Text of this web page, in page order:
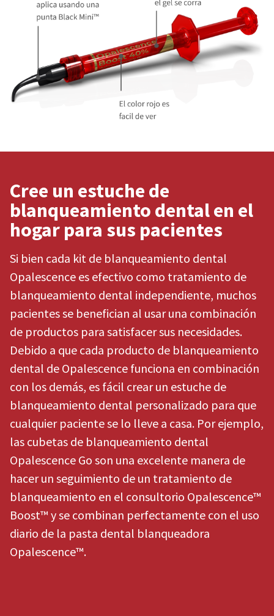
Cree un estuche de
blanqueamiento dental en el
hogar para sus pacientes
Si bien cada kit de blanqueamiento dental
Opalescence es efectivo como tratamiento de
blanqueamiento dental independiente, muchos
pacientes se benefician al usar una combinación
de productos para satisfacer sus necesidades.
Debido a que cada producto de blanqueamiento
dental de Opalescence funciona en combinación
con los demás, es fácil crear un estuche de
blanqueamiento dental personalizado para que
cualquier paciente se lo lleve a casa. Por ejemplo,
las cubetas de blanqueamiento dental
Opalescence Go son una excelente manera de
hacer un seguimiento de un tratamiento de
blanqueamiento en el consultorio Opalescence™
Boost™ y se combinan perfectamente con el uso
diario de la pasta dental blanqueadora
Opalescence™.